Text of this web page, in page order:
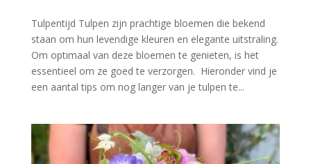
Tulpentijd Tulpen zijn prachtige bloemen die bekend
staan om hun levendige kleuren en elegante uitstraling.
Om optimaal van deze bloemen te genieten, is het
essentieel om ze goed te verzorgen. Hieronder vind je
een aantal tips om nog langer van je tulpen te...